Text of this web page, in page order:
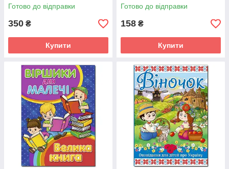
Готово до відправки
350 ₴
Купити
Готово до відправки
158 ₴
Купити